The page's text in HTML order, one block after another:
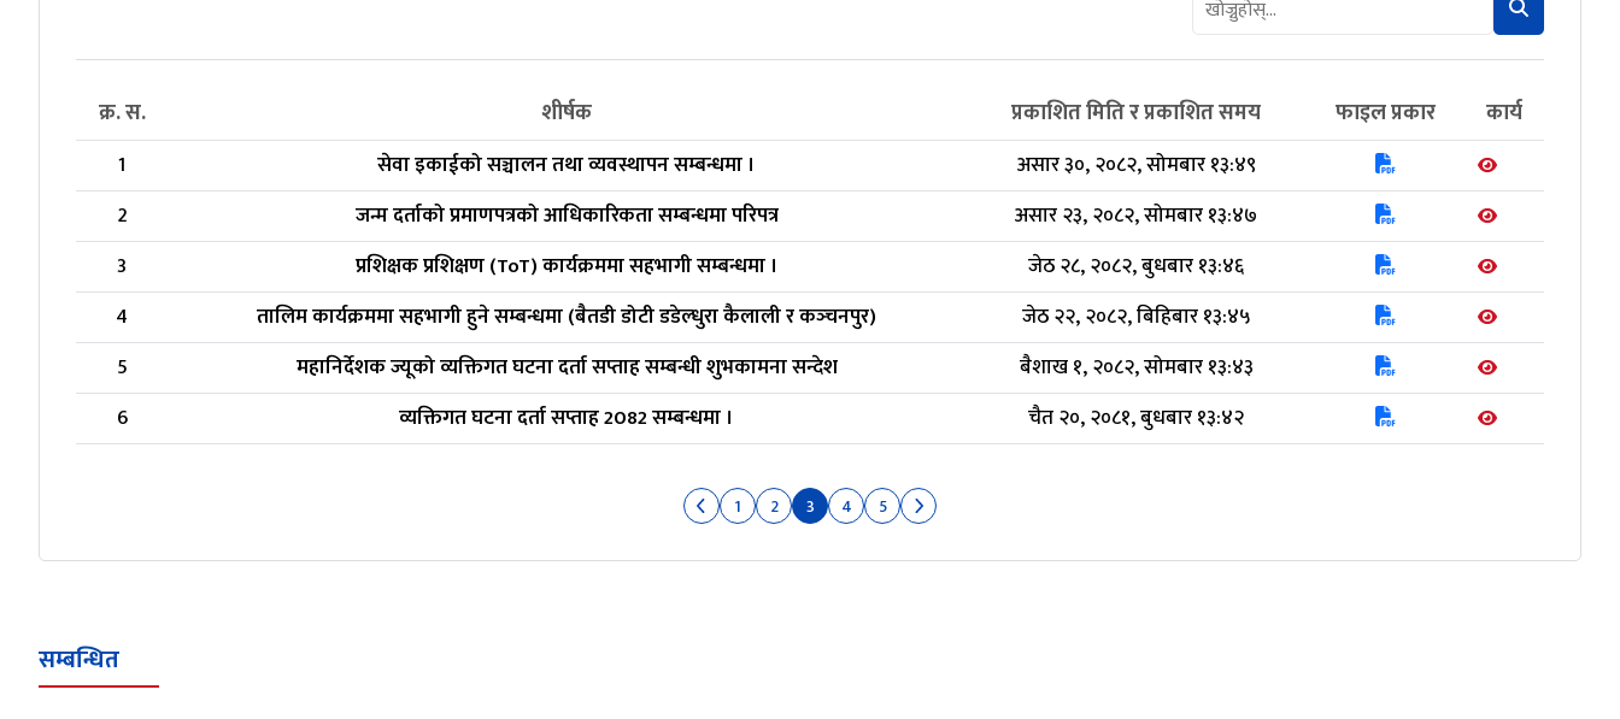
क्र. स. शीर्षक प्रकाशित मिति र प्रकाशित समय फाइल प्रकार कार्य
1 सेवा इकाईको सञ्चालन तथा व्यवस्थापन सम्बन्धमा ।
असार ३०, २०८२, सोमबार १३:४९
2
जन्म दर्ताको प्रमाणपत्रको आधिकारिकता सम्बन्धमा परिपत्र
असार २३, २०८२, सोमबार १३:४७
3
प्रशिक्षक प्रशिक्षण (ToT) कार्यक्रममा सहभागी सम्बन्धमा ।
जेठ २८, २०८२, बुधबार १३:४६
4
तालिम कार्यक्रममा सहभागी हुने सम्बन्धमा (बैतडी डोटी डडेल्धुरा कैलाली र कञ्‍चनपुर)
जेठ २२, २०८२, बिहिबार १३:४५
5
महानिर्देशक ज्यूको व्यक्तिगत घटना दर्ता सप्ताह सम्बन्धी शुभकामना सन्देश
बैशाख १, २०८२, सोमबार १३:४३
6
व्यक्तिगत घटना दर्ता सप्ताह 2082 सम्बन्धमा । चैत २०, २०८१, बुधबार १३:४२
1 2 3 4 5
सम्बन्धित